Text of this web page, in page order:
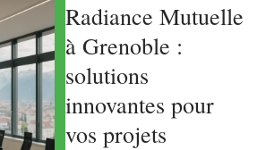
Radiance Mutuelle
à Grenoble :
solutions
innovantes pour
vos projets